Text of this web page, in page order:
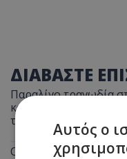
ΔΙΑΒΑΣΤΕ
Παραλίγο τραγωδία
κατσαρόλα στη
το διαμέρισμα
Οδηγοί Προσοχή:
Αυτός ο